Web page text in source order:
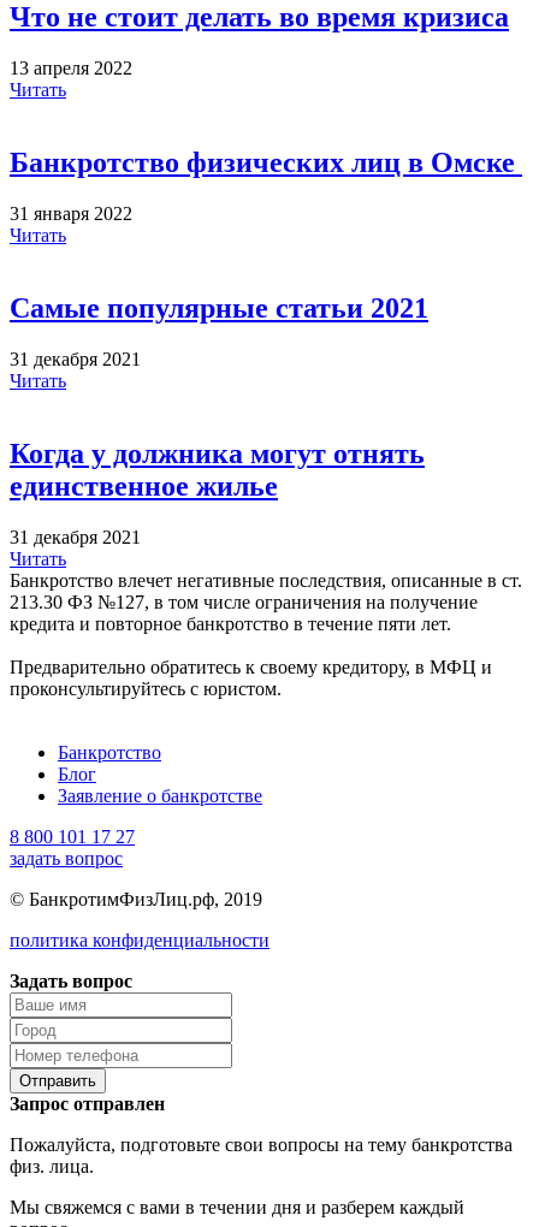
Что не стоит делать во время кризиса
13 апреля 2022
Читать
Банкротство физических лиц в Омске
31 января 2022
Читать
Самые популярные статьи 2021
31 декабря 2021
Читать
Когда у должника могут отнять
единственное жилье
31 декабря 2021
Читать
Банкротство влечет негативные последствия, описанные в ст.
213.30 ФЗ №127, в том числе ограничения на получение
кредита и повторное банкротство в течение пяти лет.
Предварительно обратитесь к своему кредитору, в МФЦ и
проконсультируйтесь с юристом.
Банкротство
Блог
Заявление о банкротстве
8 800 101 17 27
задать вопрос
© БанкротимФизЛиц.рф, 2019
политика конфиденциальности
Задать вопрос
Отправить
Запрос отправлен
Пожалуйста, подготовьте свои вопросы на тему банкротства
физ. лица.
Мы свяжемся с вами в течении дня и разберем каждый